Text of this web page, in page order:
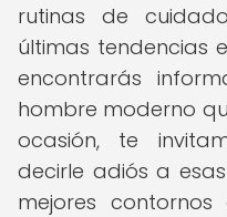
rutinas de
últimas tendencias
encontrarás
hombre moderno
ocasión, te
decirle adiós a
mejores